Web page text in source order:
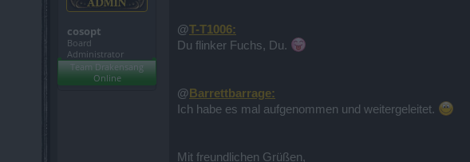
cosopt
Board
Administrator
Team Drakensang
Online
@T-T1006:
Du flinker Fuchs, Du.
@ Barrettbarrage:
Ich habe es mal aufgenommen und weitergeleitet.
Mit freundlichen Grüßen,